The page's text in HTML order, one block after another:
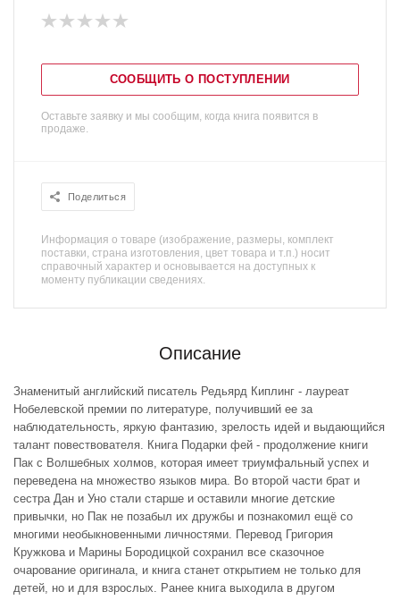
СООБЩИТЬ О ПОСТУПЛЕНИИ
Оставьте заявку и мы сообщим, когда книга появится в
продаже.
Поделиться
Информация о товаре (изображение, размеры, комплект
поставки, страна изготовления, цвет товара и т.п.) носит
справочный характер и основывается на доступных к
моменту публикации сведениях.
Описание
Знаменитый английский писатель Редьярд Киплинг - лауреат
Нобелевской премии по литературе, получивший ее за
наблюдательность, яркую фантазию, зрелость идей и выдающийся
талант повествователя. Книга Подарки фей - продолжение книги
Пак с Волшебных холмов, которая имеет триумфальный успех и
переведена на множество языков мира. Во второй части брат и
сестра Дан и Уно стали старше и оставили многие детские
привычки, но Пак не позабыл их дружбы и познакомил ещё со
многими необыкновенными личностями. Перевод Григория
Кружкова и Марины Бородицкой сохранил все сказочное
очарование оригинала, и книга станет открытием не только для
детей, но и для взрослых. Ранее книга выходила в другом